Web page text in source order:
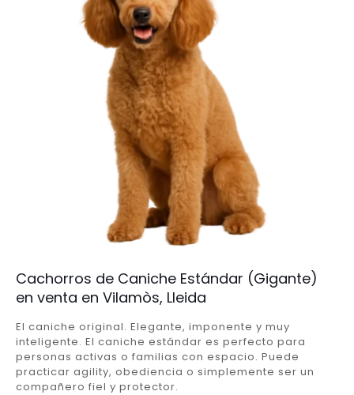
Cachorros de Caniche Estándar (Gigante)
en venta en Vilamòs, Lleida
El caniche original. Elegante, imponente y muy
inteligente. El caniche estándar es perfecto para
personas activas o familias con espacio. Puede
practicar agility, obediencia o simplemente ser un
compañero fiel y protector.